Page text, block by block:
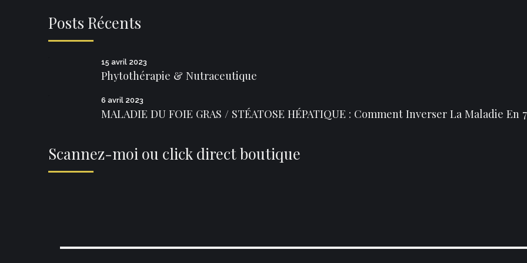
Posts Récents
15 avril 2023
Phytothérapie & Nutraceutique
6 avril 2023
MALADIE DU FOIE GRAS / STÉATOSE HÉPATIQUE : Comment Inverser La Maladie En
Scannez-moi ou click direct boutique